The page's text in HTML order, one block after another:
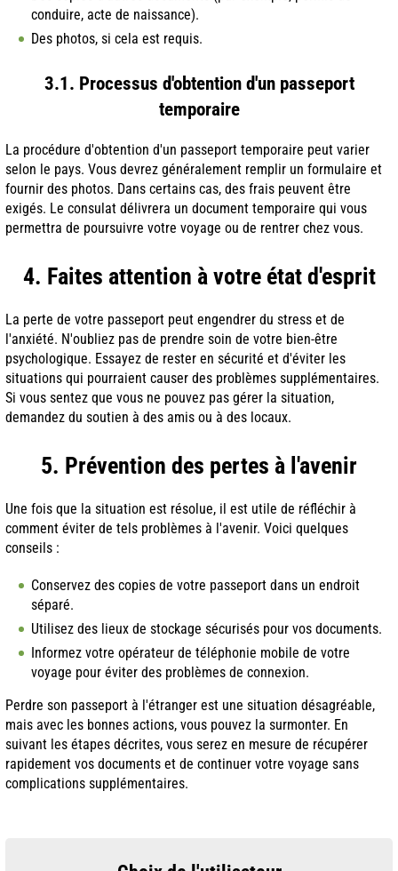
conduire, acte de naissance).
Des photos, si cela est requis.
3.1. Processus d'obtention d'un passeport
temporaire
La procédure d'obtention d'un passeport temporaire peut varier
selon le pays. Vous devrez généralement remplir un formulaire et
fournir des photos. Dans certains cas, des frais peuvent être
exigés. Le consulat délivrera un document temporaire qui vous
permettra de poursuivre votre voyage ou de rentrer chez vous.
4. Faites attention à votre état d'esprit
La perte de votre passeport peut engendrer du stress et de
l'anxiété. N'oubliez pas de prendre soin de votre bien-être
psychologique. Essayez de rester en sécurité et d'éviter les
situations qui pourraient causer des problèmes supplémentaires.
Si vous sentez que vous ne pouvez pas gérer la situation,
demandez du soutien à des amis ou à des locaux.
5. Prévention des pertes à l'avenir
Une fois que la situation est résolue, il est utile de réfléchir à
comment éviter de tels problèmes à l'avenir. Voici quelques
conseils :
Conservez des copies de votre passeport dans un endroit
séparé.
Utilisez des lieux de stockage sécurisés pour vos documents.
Informez votre opérateur de téléphonie mobile de votre
voyage pour éviter des problèmes de connexion.
Perdre son passeport à l'étranger est une situation désagréable,
mais avec les bonnes actions, vous pouvez la surmonter. En
suivant les étapes décrites, vous serez en mesure de récupérer
rapidement vos documents et de continuer votre voyage sans
complications supplémentaires.